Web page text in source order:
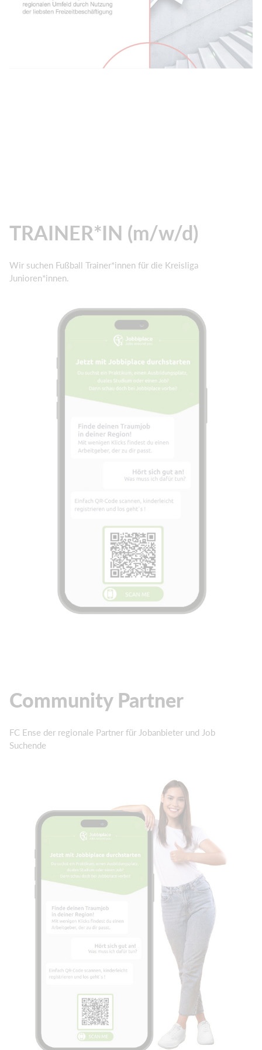
TRAINER*IN (m/w/d)
Wir suchen Fußball Trainer*innen für die Kreisliga
Junioren*innen.
Community Partner
FC Ense der regionale Partner für Jobanbieter und Job
Suchende